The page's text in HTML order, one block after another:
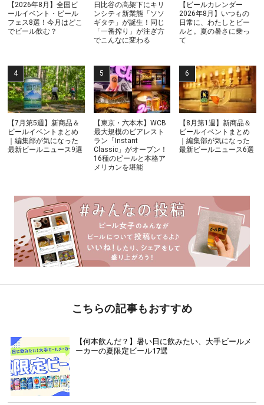
【2026年8月】全国ビ
ールイベント・ビール
フェス8選！今月はどこ
でビール飲む？
日比谷の高架下にキリ
ンシティ新業態「ソソ
ギタテ」が誕生！同じ
「一番搾り」が注ぎ方
でこんなに変わる
【ビールカレンダー
2026年8月】いつもの
日常に、わたしとビー
ルと。夏の暑さに乗っ
て
【7月第5週】新商品＆
ビールイベントまとめ
｜編集部が気になった
最新ビールニュース9選
【東京・六本木】WCB
最大規模のビアレスト
ラン「Instant
Classic」がオープン！
16種のビールと本格ア
メリカンを堪能
【8月第1週】新商品＆
ビールイベントまとめ
｜編集部が気になった
最新ビールニュース6選
こちらの記事もおすすめ
【何本飲んだ？】暑い日に飲みたい、大手ビールメ
ーカーの夏限定ビール17選